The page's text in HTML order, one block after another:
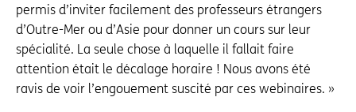
permis d’inviter facilement des professeurs étrangers
d’Outre-Mer ou d’Asie pour donner un cours sur leur
spécialité. La seule chose à laquelle il fallait faire
attention était le décalage horaire ! Nous avons été
ravis de voir l’engouement suscité par ces webinaires. »